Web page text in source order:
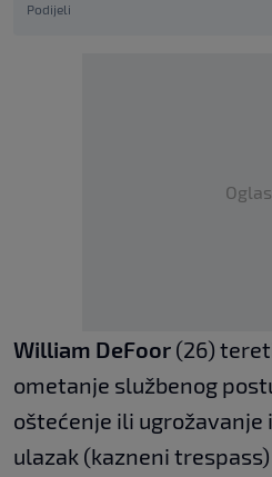
Podijeli
Oglas
William DeFoor (26)
ometanje službenog
oštećenje ili
ulazak (kazneni